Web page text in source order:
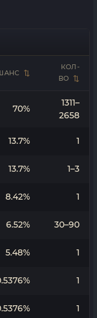
КОЛ-
ВО
70%
1311–
2658
13.7% 1
13.7% 1–3
8.42% 1
6.52% 30–90
5.48% 1
1
1